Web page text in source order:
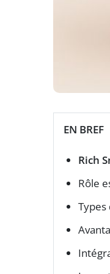
EN BREF
Rich
Rôle
Types